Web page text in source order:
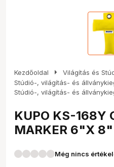
Kezdőoldal arrow_right Világítás és
Stúdió-, világítás- és
Stúdió-, világítás- és
KUPO KS-168Y
MARKER 6"X 8"
Még nincs